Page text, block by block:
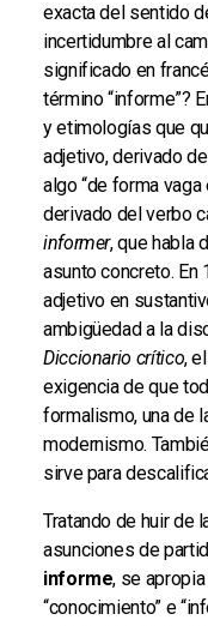
exacta del sentido
incertidumbre al
significado en
término “informe”?
y etimologías que
adjetivo, derivado
algo “de forma
derivado del verbo
informer, que habla
asunto concreto. En
adjetivo en
ambigüedad a la
Diccionario crítico,
exigencia de que
formalismo, una de
modernismo.
sirve para
Tratando de huir de
asunciones de
informe, se
“conocimiento” e